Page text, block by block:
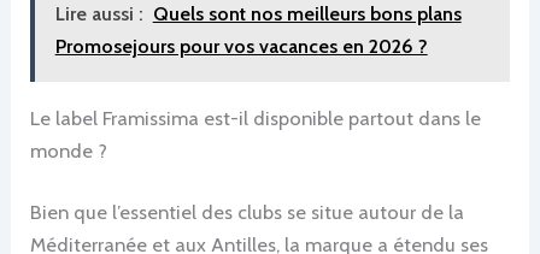
Lire aussi : Quels sont nos meilleurs bons plans
Promosejours pour vos vacances en 2026 ?
Le label Framissima est-il disponible partout dans le
monde ?
Bien que l’essentiel des clubs se situe autour de la
Méditerranée et aux Antilles, la marque a étendu ses